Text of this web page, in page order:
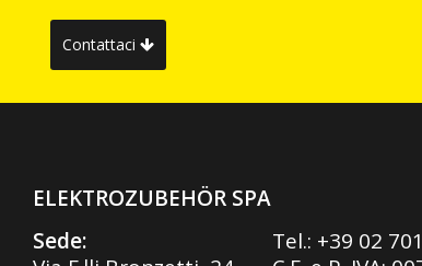
Contattaci
ELEKTROZUBEHÖR SPA
Sede:
Tel.: +39 02